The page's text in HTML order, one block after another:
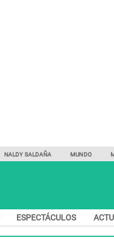
NALDY SALDAÑA MUNDO
ESPECTÁCULOS